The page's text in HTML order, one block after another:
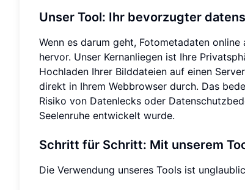
Unser Tool: Ihr bevorzugter
Wenn es darum geht, Fotometadaten online
hervor. Unser Kernanliegen ist Ihre
Hochladen Ihrer Bilddateien auf einen
direkt in Ihrem Webbrowser durch. Das
Risiko von Datenlecks oder
Seelenruhe entwickelt wurde.
Schritt für Schritt: Mit unserem
Die Verwendung unseres Tools ist